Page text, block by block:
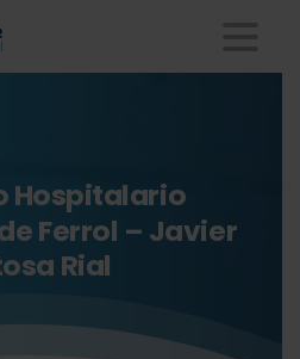
Hospitalario
Ferrol – Javier
Rial